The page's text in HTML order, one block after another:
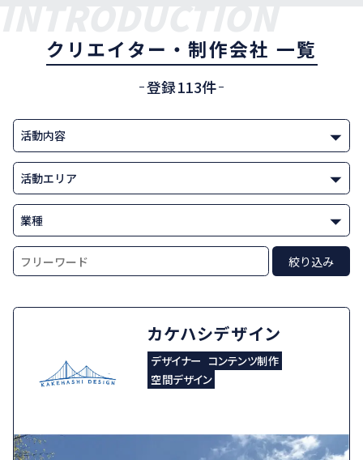
クリエイター・制作会社 一覧
登録113件
カケハシデザイン
デザイナー コンテンツ制作
空間デザイン